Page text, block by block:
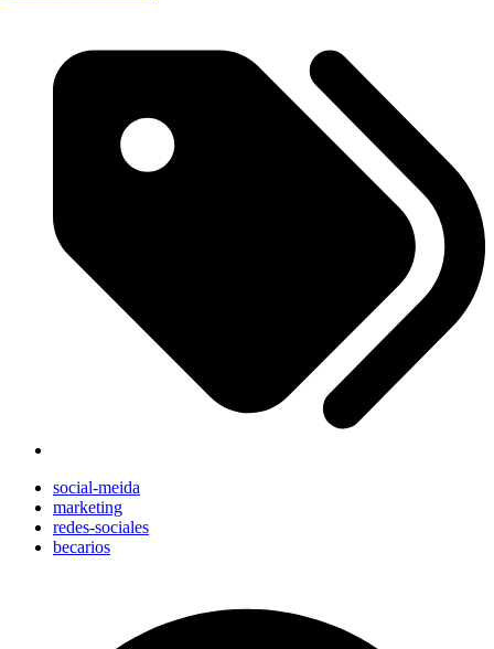
social-meida
marketing
redes-sociales
becarios